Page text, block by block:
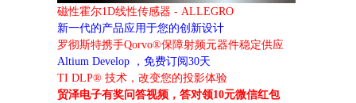
磁性霍尔1D线性传感器 - ALLEGRO
新一代的产品应用于您的创新设计
罗彻斯特携手Qorvo®保障射频元器件稳定供应
Altium Develop ，免费订阅30天
TI DLP® 技术，改变您的投影体验
贸泽电子有奖问答视频，答对领10元微信红包